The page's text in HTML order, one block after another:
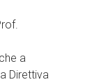
a
Direttiva